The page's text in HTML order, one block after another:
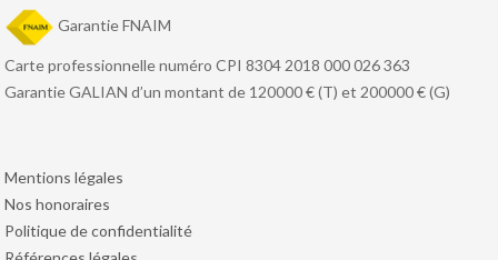
Garantie FNAIM
Carte professionnelle numéro CPI 8304 2018 000 026 363
Garantie GALIAN d’un montant de 120000 € (T) et 200000 € (G)
Mentions légales
Nos honoraires
Politique de confidentialité